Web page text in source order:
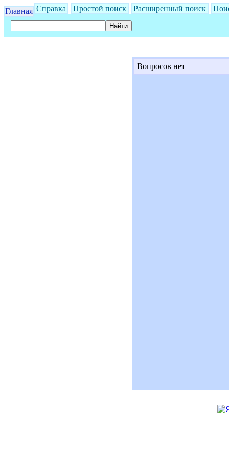
Главная Справка Простой поиск Расширенный поиск
Вопросов нет